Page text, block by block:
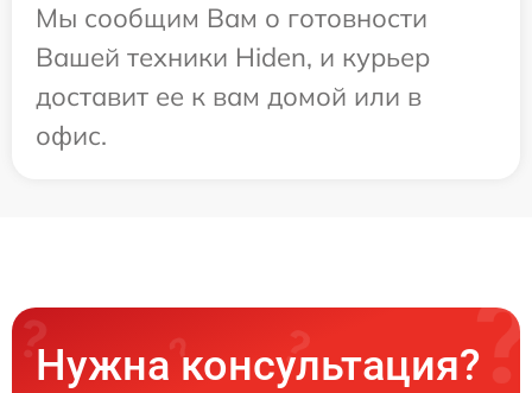
Мы сообщим Вам о готовности
Вашей техники Hiden, и курьер
доставит ее к вам домой или в
офис.
Нужна консультация?